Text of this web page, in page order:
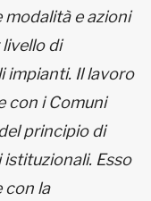
e azioni
di
impianti. Il lavoro
con i Comuni
principio di
Esso
con la